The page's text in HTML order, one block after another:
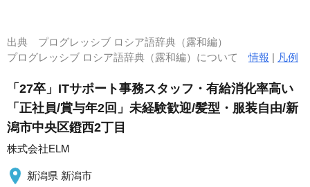
出典 プログレッシブ ロシア語辞典（露和編）
プログレッシブ ロシア語辞典（露和編）について情報 | 凡例
「27卒」ITサポート事務スタッフ・有給消化率高い
「正社員/賞与年2回」未経験歓迎/髪型・服装自由/新
潟市中央区鐙西2丁目
株式会社ELM
新潟県 新潟市